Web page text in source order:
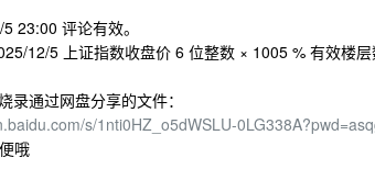
23:00 评论有效。
12/5 上证指数收盘价 6 位整数 × 1005 % 有效楼层
录通过网盘分享的文件：
s/1nti0HZ_o5dWSLU-
哦